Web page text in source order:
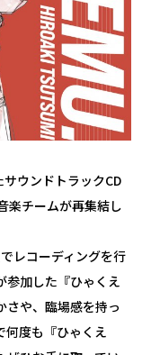
ウンドトラックCD
楽チームが再集結し
レコーディングを行
参加した『ひゃくえ
さや、臨場感を持っ
何度も『ひゃくえ